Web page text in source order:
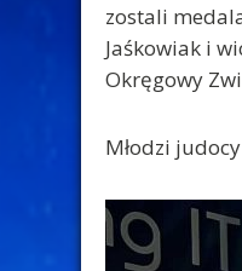
zostali
Jaśkowiak i
Okręgowy
Młodzi